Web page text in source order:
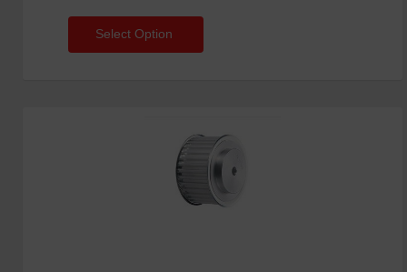
Select Option